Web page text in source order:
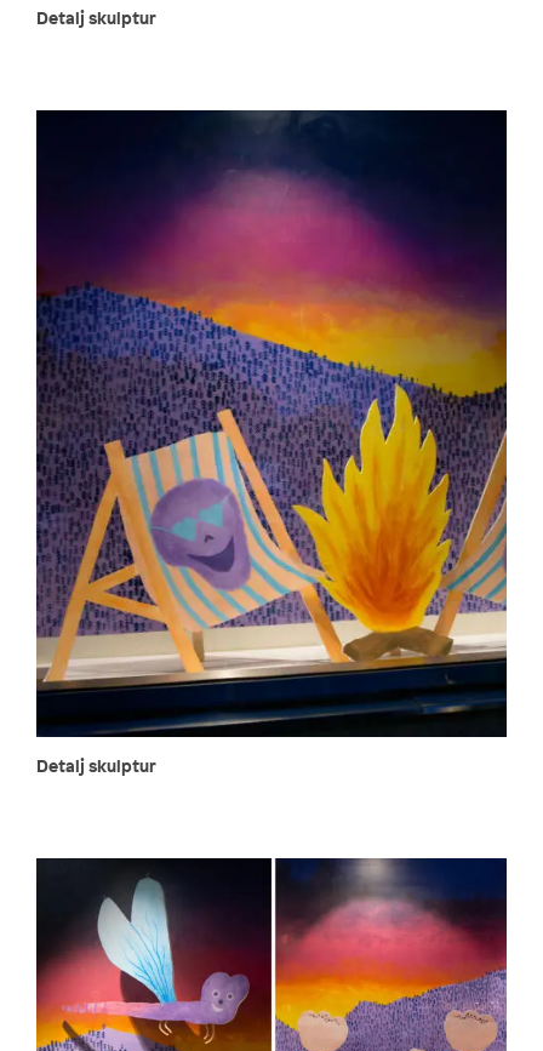
Detalj skulptur
Detalj skulptur